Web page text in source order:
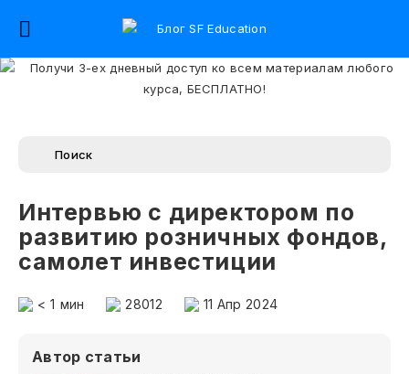
Интервью с директором по
развитию розничных фондов,
самолет инвестиции
< 1 мин 28012 11 Апр 2024
Автор статьи